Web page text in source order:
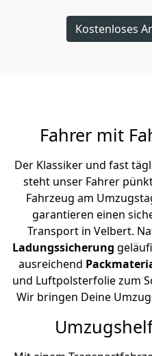
Kostenloses
Fahrer mit
Der Klassiker und fast
steht unser Fahrer
Fahrzeug am
garantieren einen
Transport in Velbert.
Ladungssicherung
ausreichend
und Luftpolsterfolie zum
Wir bringen Deine